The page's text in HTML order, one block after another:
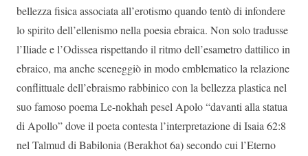
bellezza fisica associata all’erotismo quando tentò di infondere
lo spirito dell’ellenismo nella poesia ebraica. Non solo tradusse
l’Iliade e l’Odissea rispettando il ritmo dell’esametro dattilico in
ebraico, ma anche sceneggiò in modo emblematico la relazione
conflittuale dell’ebraismo rabbinico con la bellezza plastica nel
suo famoso poema Le-nokhah pesel Apolo “davanti alla statua
di Apollo” dove il poeta contesta l’interpretazione di Isaia 62:8
nel Talmud di Babilonia (Berakhot 6a) secondo cui l’Eterno